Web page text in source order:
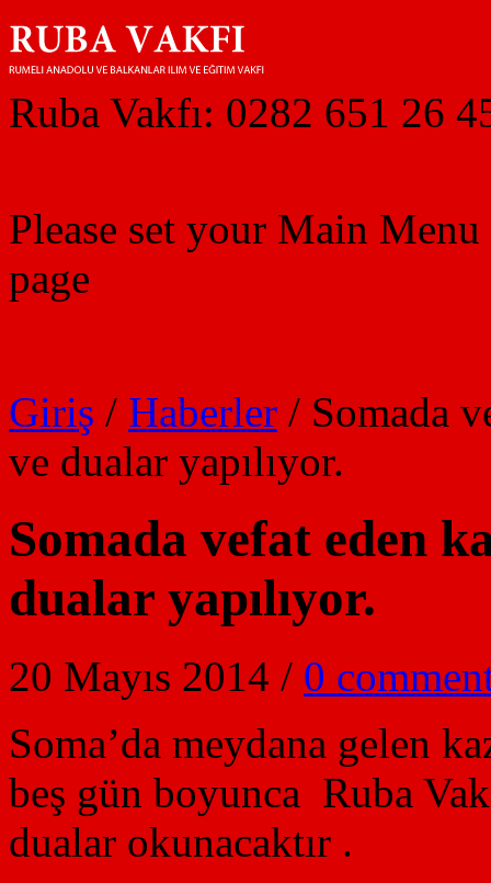
Ruba Vakfı: 0282 651 26
Please set your Main
page
Giriş / Haberler / Somada
ve dualar yapılıyor.
Somada vefat eden
dualar yapılıyor.
20 Mayıs 2014 / 0
Soma’da meydana gelen
beş gün boyunca Ruba
dualar okunacaktır .